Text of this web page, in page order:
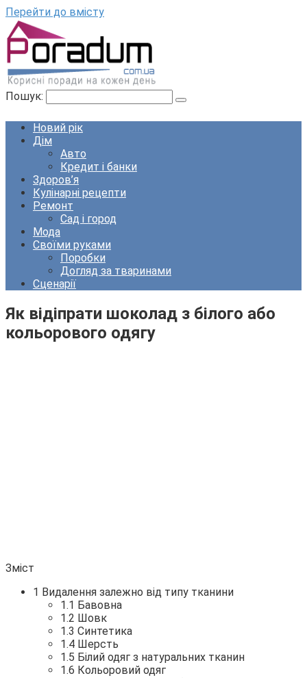
Перейти до вмісту
Пошук:
Новий рік
Дім
Авто
Кредит і банки
Здоров’я
Кулінарні рецепти
Ремонт
Сад і город
Мода
Своїми руками
Поробки
Догляд за тваринами
Сценарії
Як відіпрати шоколад з білого або
кольорового одягу
Зміст
1 Видалення залежно від типу тканини
1.1 Бавовна
1.2 Шовк
1.3 Синтетика
1.4 Шерсть
1.5 Білий одяг з натуральних тканин
1.6 Кольоровий одяг